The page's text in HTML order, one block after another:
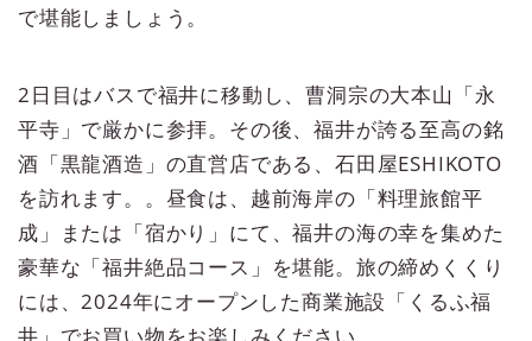
で堪能しましょう。
2日目はバスで福井に移動し、曹洞宗の大本山「永
平寺」で厳かに参拝。その後、福井が誇る至高の銘
酒「黒龍酒造」の直営店である、石田屋ESHIKOTO
を訪れます。。昼食は、越前海岸の「料理旅館平
成」または「宿かり」にて、福井の海の幸を集めた
豪華な「福井絶品コース」を堪能。旅の締めくくり
には、2024年にオープンした商業施設「くるふ福